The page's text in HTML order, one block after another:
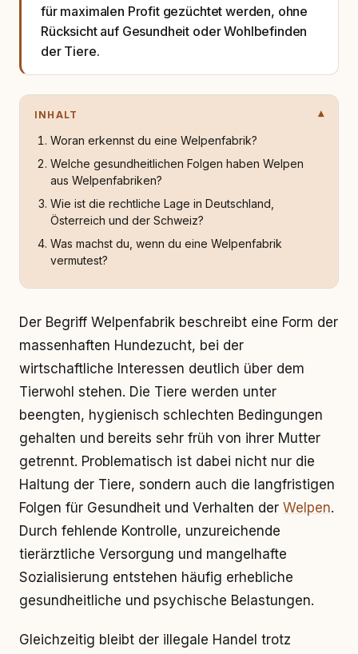
für maximalen Profit gezüchtet werden, ohne
Rücksicht auf Gesundheit oder Wohlbefinden
der Tiere.
INHALT
Woran erkennst du eine Welpenfabrik?
Welche gesundheitlichen Folgen haben Welpen
aus Welpenfabriken?
Wie ist die rechtliche Lage in Deutschland,
Österreich und der Schweiz?
Was machst du, wenn du eine Welpenfabrik
vermutest?
Der Begriff Welpenfabrik beschreibt eine Form der
massenhaften Hundezucht, bei der
wirtschaftliche Interessen deutlich über dem
Tierwohl stehen. Die Tiere werden unter
beengten, hygienisch schlechten Bedingungen
gehalten und bereits sehr früh von ihrer Mutter
getrennt. Problematisch ist dabei nicht nur die
Haltung der Tiere, sondern auch die langfristigen
Folgen für Gesundheit und Verhalten der Welpen.
Durch fehlende Kontrolle, unzureichende
tierärztliche Versorgung und mangelhafte
Sozialisierung entstehen häufig erhebliche
gesundheitliche und psychische Belastungen.
Gleichzeitig bleibt der illegale Handel trotz